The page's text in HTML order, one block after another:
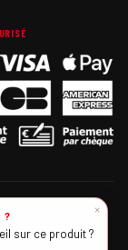
SAS IMPRIMERIE-×
?
sur ce produit ?